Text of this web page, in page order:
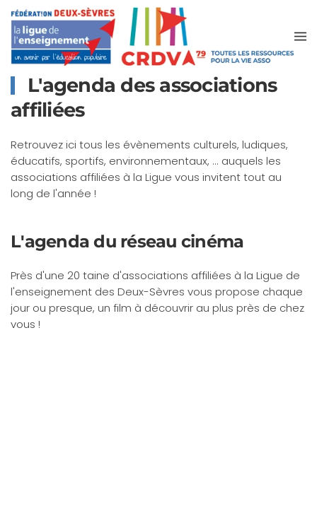
Accéder au contenu principal
L'agenda des associations
affiliées
Retrouvez ici tous les évènements culturels, ludiques,
éducatifs, sportifs, environnementaux, ... auquels les
associations affiliées à la Ligue vous invitent tout au
long de l'année !
L'agenda du réseau cinéma
Près d'une 20 taine d'associations affiliées à la Ligue de
l'enseignement des Deux-Sèvres vous propose chaque
jour ou presque, un film à découvrir au plus près de chez
vous !